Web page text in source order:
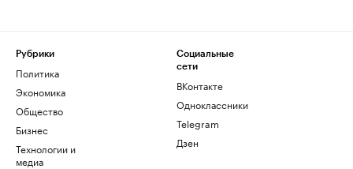
Рубрики
Политика
Экономика
Общество
Бизнес
Технологии и
медиа
Социальные
сети
ВКонтакте
Одноклассники
Telegram
Дзен